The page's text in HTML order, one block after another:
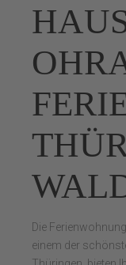
Die
einem der